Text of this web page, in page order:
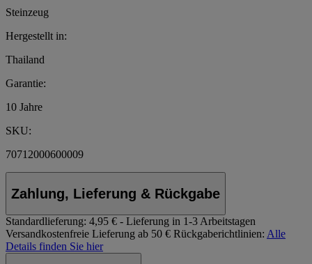
Steinzeug
Hergestellt in:
Thailand
Garantie:
10 Jahre
SKU:
70712000600009
Zahlung, Lieferung & Rückgabe
Standardlieferung: 4,95 € - Lieferung in 1-3 Arbeitstagen
Versandkostenfreie Lieferung ab 50 € Rückgaberichtlinien: Alle
Details finden Sie hier